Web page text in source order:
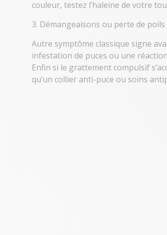
couleur, testez l’haleine de votre
3. Démangeaisons ou perte de poils
Autre symptôme classique signe
infestation de puces ou une
Enfin si le grattement compulsif
qu’un collier anti-puce ou soins